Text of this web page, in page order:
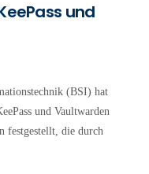
und
(BSI) hat
und Vaultwarden
festgestellt, die durch